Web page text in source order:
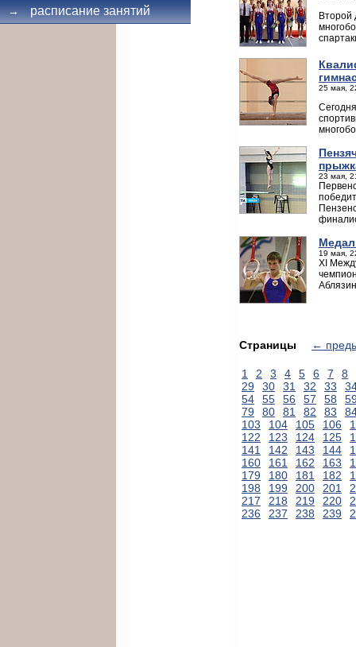
→ расписание занятий
Второй
25 мая,
23 мая,
19 мая,
XΙ
Страницы ←
1 2 3 4 5 6 7
8
29
30 31 32 33
54
55 56 57 58
79
80 81 82 83
103
104 105 106
122
123 124 125
141
142 143 144
160
161 162 163
179
180 181 182
198
199 200 201
217
218 219 220
236
237 238 239